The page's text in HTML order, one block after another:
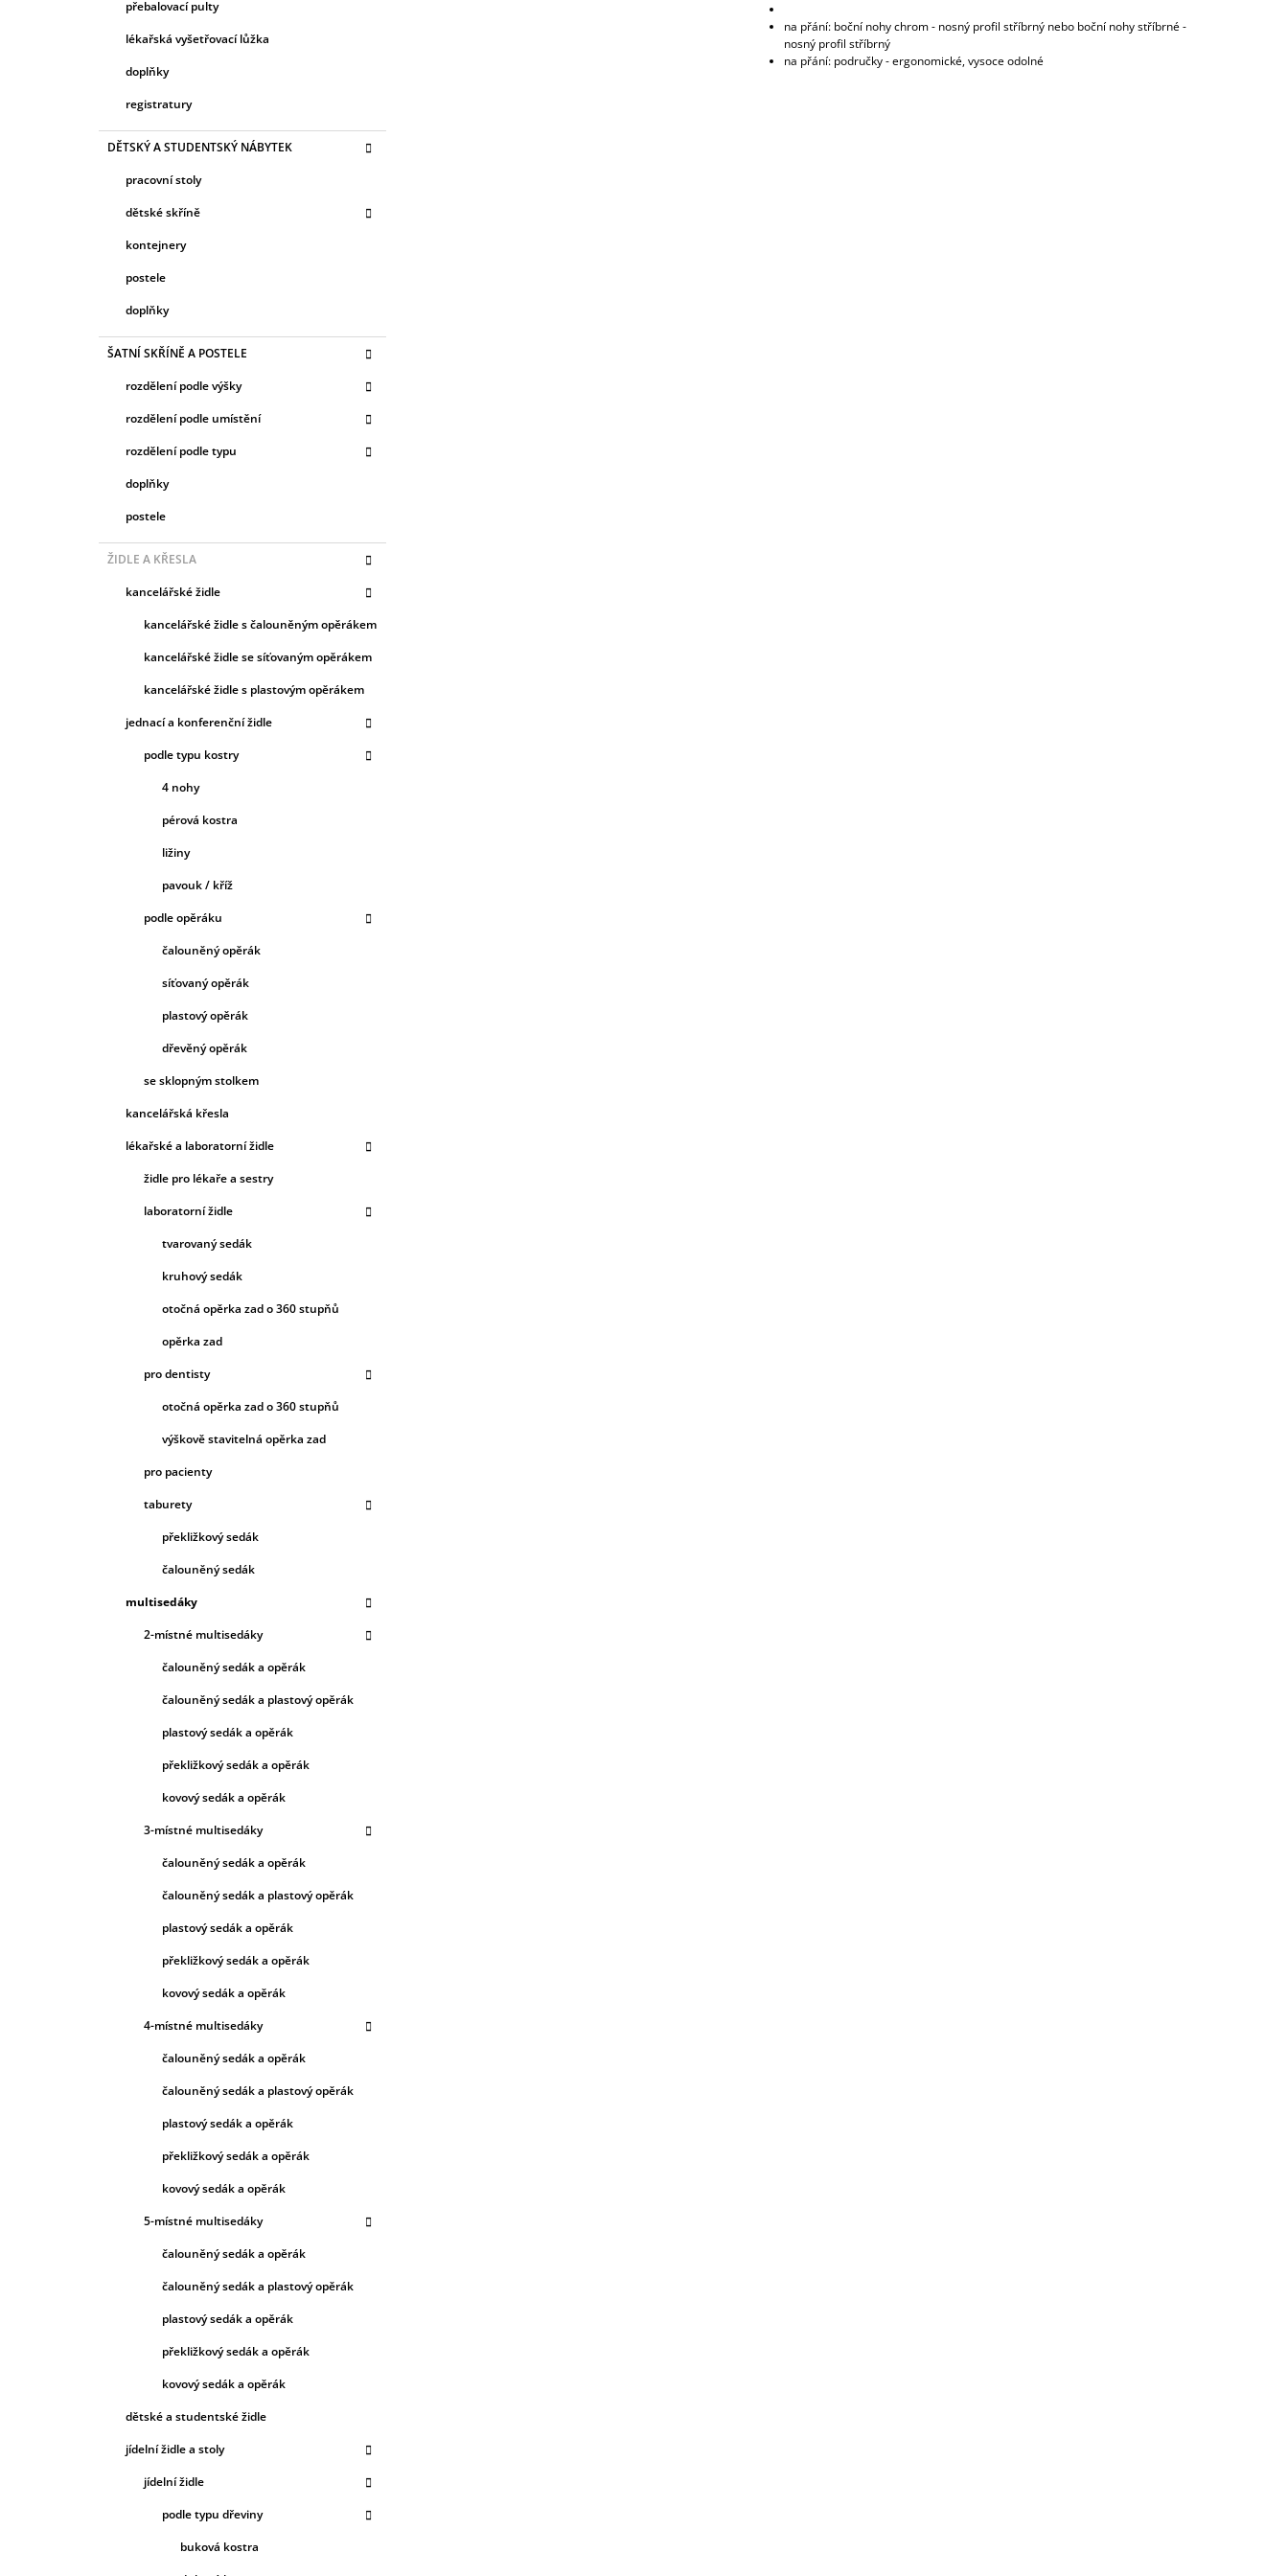
přebalovací pulty
lékařská vyšetřovací lůžka
doplňky
registratury
DĚTSKÝ A STUDENTSKÝ NÁBYTEK
pracovní stoly
dětské skříně
kontejnery
postele
doplňky
ŠATNÍ SKŘÍNĚ A POSTELE
rozdělení podle výšky
rozdělení podle umístění
rozdělení podle typu
doplňky
postele
ŽIDLE A KŘESLA
kancelářské židle
kancelářské židle s čalouněným opěrákem
kancelářské židle se síťovaným opěrákem
kancelářské židle s plastovým opěrákem
jednací a konferenční židle
podle typu kostry
4 nohy
pérová kostra
ližiny
pavouk / kříž
podle opěráku
čalouněný opěrák
síťovaný opěrák
plastový opěrák
dřevěný opěrák
se sklopným stolkem
kancelářská křesla
lékařské a laboratorní židle
židle pro lékaře a sestry
laboratorní židle
tvarovaný sedák
kruhový sedák
otočná opěrka zad o 360 stupňů
opěrka zad
pro dentisty
otočná opěrka zad o 360 stupňů
výškově stavitelná opěrka zad
pro pacienty
taburety
překližkový sedák
čalouněný sedák
multisedáky
2-místné multisedáky
čalouněný sedák a opěrák
čalouněný sedák a plastový opěrák
plastový sedák a opěrák
překližkový sedák a opěrák
kovový sedák a opěrák
3-místné multisedáky
čalouněný sedák a opěrák
čalouněný sedák a plastový opěrák
plastový sedák a opěrák
překližkový sedák a opěrák
kovový sedák a opěrák
4-místné multisedáky
čalouněný sedák a opěrák
čalouněný sedák a plastový opěrák
plastový sedák a opěrák
překližkový sedák a opěrák
kovový sedák a opěrák
5-místné multisedáky
čalouněný sedák a opěrák
čalouněný sedák a plastový opěrák
plastový sedák a opěrák
překližkový sedák a opěrák
kovový sedák a opěrák
dětské a studentské židle
jídelní židle a stoly
jídelní židle
podle typu dřeviny
buková kostra
na přání: boční nohy chrom - nosný profil stříbrný nebo boční nohy stříbrné -
nosný profil stříbrný
na přání: područky - ergonomické, vysoce odolné